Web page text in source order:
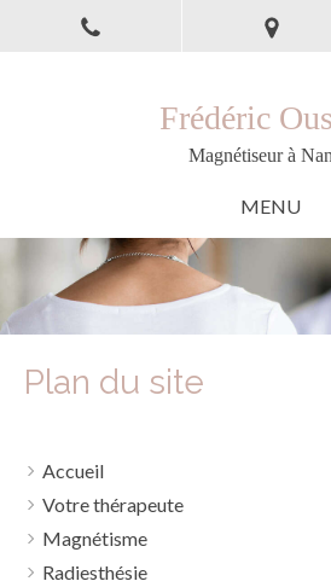
Frédéric
Magnétiseur à
MENU
Plan du site
Accueil
Votre thérapeute
Magnétisme
Radiesthésie